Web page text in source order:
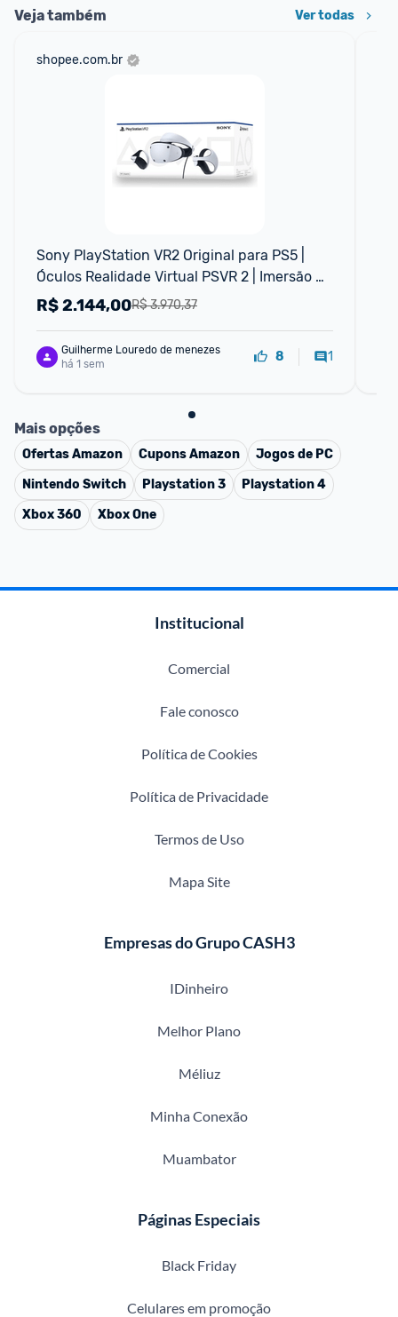
Veja também Ver todas
shopee.com.br
Sony PlayStation VR2 Original para PS5 |
Óculos Realidade Virtual PSVR 2 | Imersão
Total 4K HDR + Sense Controller
R$ 3.970,37
R$2.144,00
Guilherme Louredo de menezes
há 1 sem
8 1
Mais opções
OfertasAmazon CuponsAmazon
Jogos de PC
Nintendo Switch
Playstation 3
Playstation 4
Xbox 360
Xbox One
Institucional
Comercial
Fale conosco
Política de Cookies
Política de Privacidade
Termos de Uso
Mapa Site
Empresas do Grupo CASH3
IDinheiro
Melhor Plano
Méliuz
Minha Conexão
Muambator
Páginas Especiais
Black Friday
Celulares em promoção